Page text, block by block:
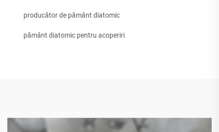
producător de pământ diatomic
pământ diatomic pentru acoperiri